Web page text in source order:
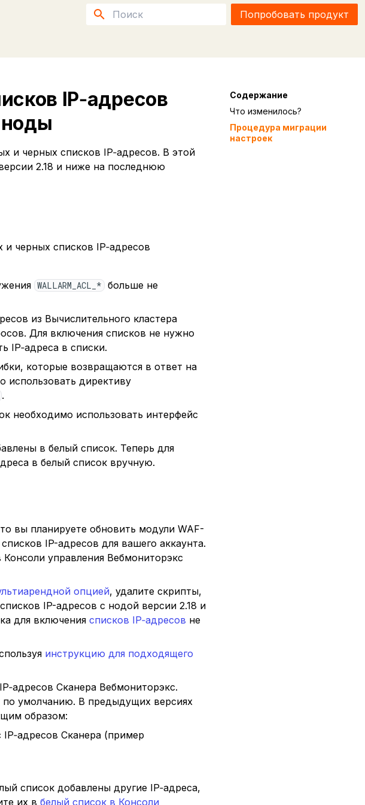
Попробовать продукт
Содержание
Что изменилось?
Процедура миграции
настроек
IP‑адресов
и черных списков IP‑адресов. В этой
2.18 и ниже на последнюю
черных списков IP‑адресов
WALLARM_ACL_* больше не
из Вычислительного кластера
Для включения списков не нужно
IP‑адреса в списки.
которые возвращаются в ответ на
использовать директиву
.
необходимо использовать интерфейс
в белый список. Теперь для
в белый список вручную.
вы планируете обновить модули WAF-
IP-адресов для вашего аккаунта.
управления Вебмониторэкс
опцией, удалите скрипты,
IP-адресов с нодой версии 2.18 и
для включения списков IP‑адресов не
инструкцию для подходящего
Сканера Вебмониторэкс.
по умолчанию. В предыдущих версиях
образом:
Сканера (пример
список добавлены другие IP‑адреса,
их в белый список в Консоли